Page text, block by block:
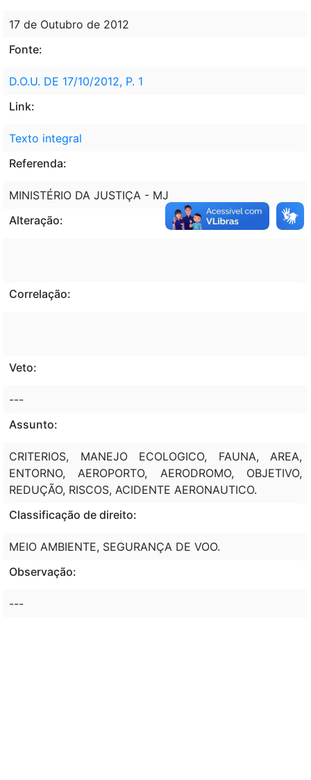
17 de Outubro de 2012
Fonte:
D.O.U. DE 17/10/2012, P. 1
Link:
Texto integral
Referenda:
MINISTÉRIO DA JUSTIÇA - MJ
Alteração:
Correlação:
Veto:
---
Assunto:
CRITERIOS, MANEJO ECOLOGICO, FAUNA, AREA,
ENTORNO, AEROPORTO, AERODROMO, OBJETIVO,
REDUÇÃO, RISCOS, ACIDENTE AERONAUTICO.
Classificação de direito:
MEIO AMBIENTE, SEGURANÇA DE VOO.
Observação:
---